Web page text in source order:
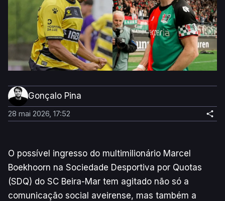
Gonçalo Pina
28 mai 2026, 17:52
O possível ingresso do multimilionário Marcel
Boekhoorn na Sociedade Desportiva por Quotas
(SDQ) do SC Beira-Mar tem agitado não só a
comunicação social aveirense, mas também a